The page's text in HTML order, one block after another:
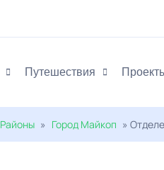
Путешествия
Районы » Город Майкоп »